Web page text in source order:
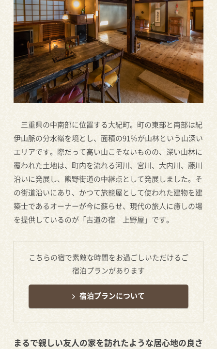
三重県の中南部に位置する大紀町。町の東部と南部は紀
伊山脈の分水嶺を境とし、面積の91％が山林という山深い
エリアです。際だって高い山こそないものの、深い山林に
覆われた土地は、町内を流れる河川、宮川、大内川、藤川
沿いに発展し、熊野街道の中継点として発展しました。そ
の街道沿いにあり、かつて旅籠屋として使われた建物を建
築士であるオーナーが今に蘇らせ、現代の旅人に癒しの場
を提供しているのが「古道の宿 上野屋」です。
こちらの宿で素敵な時間をお過ごしいただけるご
宿泊プランがあります
宿泊プランについて
まるで親しい友人の家を訪れたような居心地の良さ